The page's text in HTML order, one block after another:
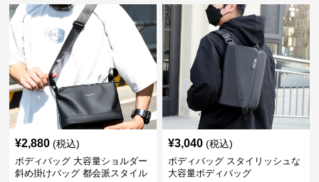
¥2,880 (税込)
ボディバッグ 大容量ショルダー
斜め掛けバッグ 都会派スタイル
¥3,040 (税込)
ボディバッグ スタイリッシュな
大容量ボディバッグ